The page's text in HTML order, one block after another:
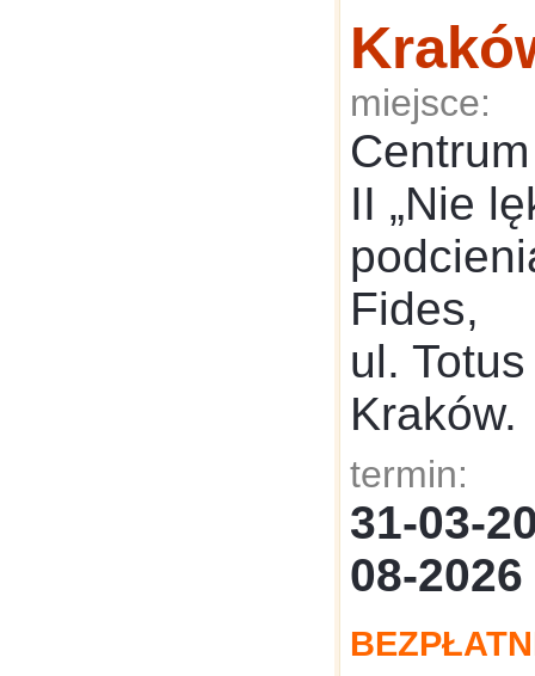
miejsce:
II „Nie
Fides,
ul.
Kraków.
termin:
31-03-
08-2026